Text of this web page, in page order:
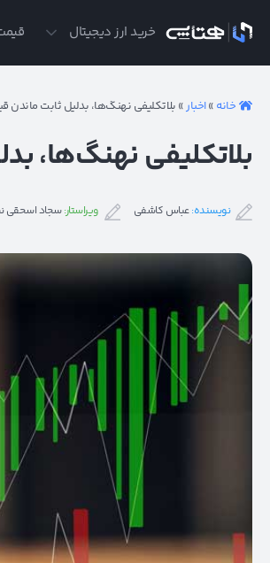
خرید ارز دیجیتال
خانه »اخبار» بلاتکلیفی نهنگ‌ها، بدلیل ثابت
بلاتکلیفی نهنگ‌ها،
نویسنده:عباس کاشفی ویراستار:سجاد اسحقی